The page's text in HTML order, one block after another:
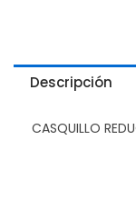
Descripción
CASQUILLO